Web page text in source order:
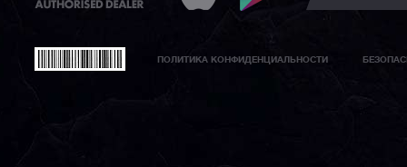
ПОЛИТИКА КОНФИДЕНЦИАЛЬНОСТИ